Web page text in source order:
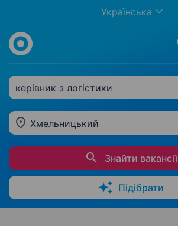
Українська
керівник з логістики
Хмельницький
Знайти вакансії
Підібрати